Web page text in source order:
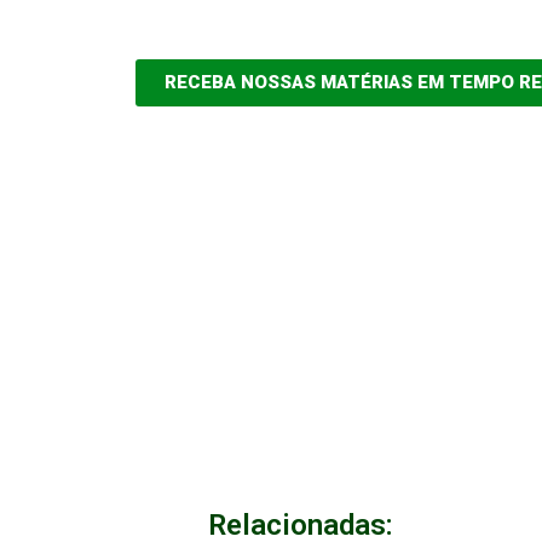
RECEBA NOSSAS MATÉRIAS EM TEMPO
Relacionadas: